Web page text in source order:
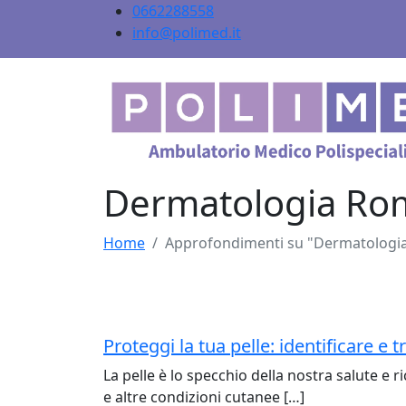
0662288558
info@polimed.it
Dermatologia
Home Approfondimenti su
Proteggi la tua pelle: identificare e
La pelle è lo specchio della nostra salute e
e altre condizioni cutanee […]